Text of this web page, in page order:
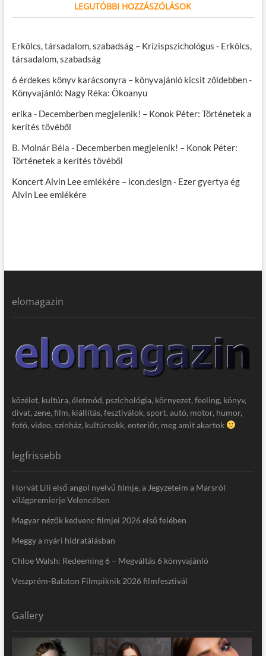
LEGUTÓBBI HOZZÁSZÓLÁSOK
Erkölcs, társadalom, szabadság – Krízispszichológus - Erkölcs,
társadalom, szabadság
6 érdekes könyv karácsonyra – könyvajánló kicsit zöldebben-
Könyvajánló: Nagy Réka: Ökoanyu
erika - Decemberben megjelenik! – Konok Péter: Történetek a
kerítés tövéből
B. Molnár Béla - Decemberben megjelenik! – Konok Péter:
Történetek a kerítés tövéből
Koncert Alvin Lee emlékére – icon.design- Ezer gyertya ég
Alvin Lee emlékére
elomagazin
közélet, kultúra, életmód, pszichológia, környezet, feeling, könyv,
divat, zene, film, kiállítás, fesztiválok, sport, autó, motor, humor,
fotó, video, színház, kultúrsokk, enteriőr, meg amit akartok
legfrissebb
Horvát Lili első angol nyelvű filmje, a Jegyzeteim a Marsról
világpremierje Velencében
Magyar nézők kedvenc filmjei 2026 első felében
Meggy a nyári hidratálásban
Chloe Walsh: Redeeming 6 – Megváltás 6 könyvajánló
Veszprém-Balaton Filmpiknik 2026 filmfesztivál
Gallery